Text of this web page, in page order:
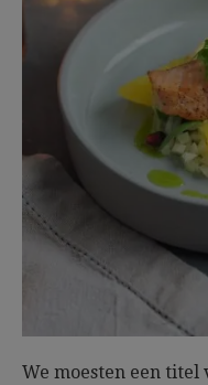
We moesten een titel